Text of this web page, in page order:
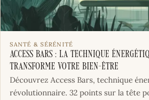
SANTÉ & SÉRÉNITÉ
Access Bars : La technique
transforme votre bien-être
Découvrez Access Bars, technique
révolutionnaire. 32 points sur la tête